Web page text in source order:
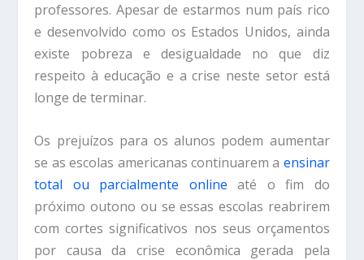
professores. Apesar de estarmos num país rico
e desenvolvido como os Estados Unidos, ainda
existe pobreza e desigualdade no que diz
respeito à educação e a crise neste setor está
longe de terminar.
Os prejuízos para os alunos podem aumentar
se as escolas americanas continuarem a ensinar
total ou parcialmente online até o fim do
próximo outono ou se essas escolas reabrirem
com cortes significativos nos seus orçamentos
por causa da crise econômica gerada pela